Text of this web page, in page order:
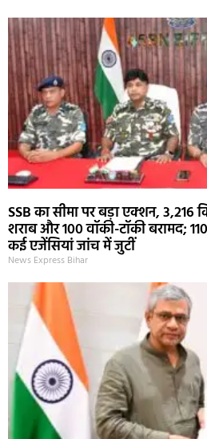
SSB का सीमा पर बड़ा एक्शन, 3,216
शराब और 100 वॉकी-टॉकी बरामद;
कई एजेंसियां जांच में जुटीं
News Express Bihar